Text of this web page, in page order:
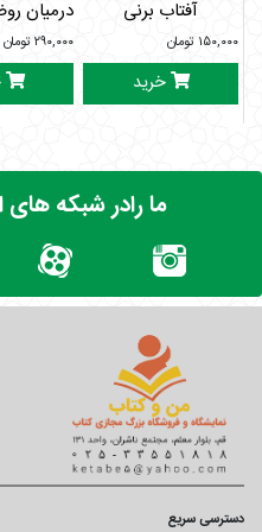
آفتاب برنی
۱۵۰,۰۰۰ تومان
خرید
درمیان
۲۹۰,۰۰۰ تومان
ما رادر شبکه های
دسترسی سریع